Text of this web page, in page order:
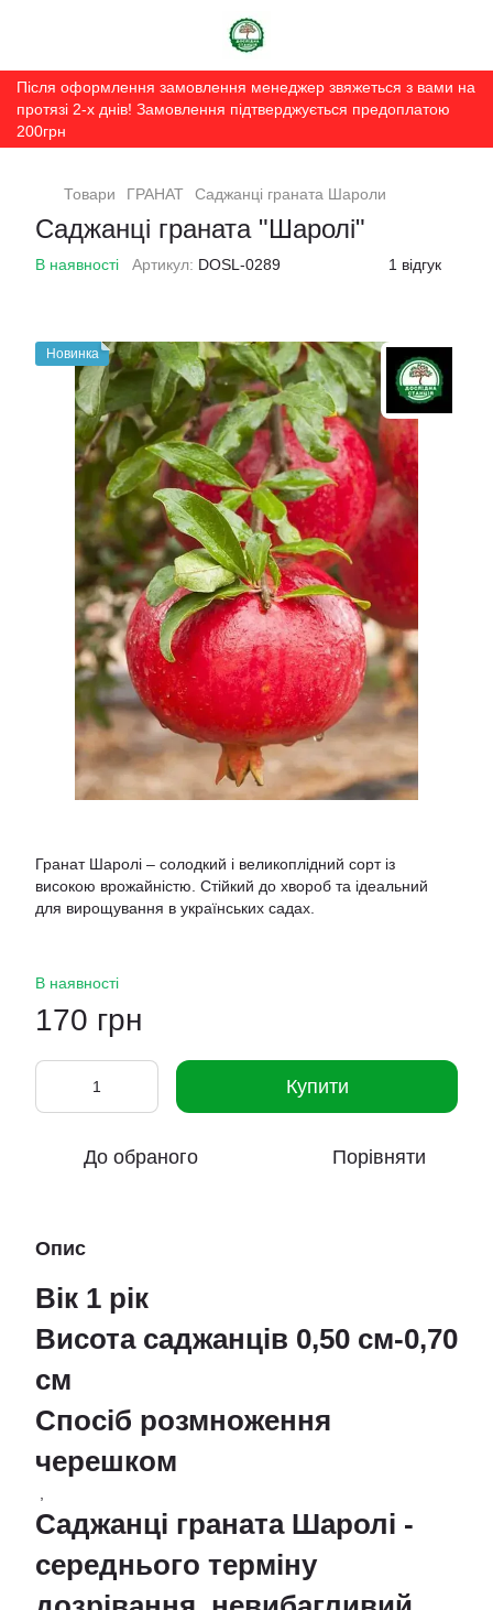
Після оформлення замовлення менеджер звяжеться з вами на
протязі 2-х днів! Замовлення підтверджується предоплатою
200грн
Товари ГРАНАТ Саджанці граната Шароли
Саджанці граната "Шаролі"
В наявності Артикул: DOSL-0289 1 відгук
Новинка
Гранат Шаролі – солодкий і великоплідний сорт із
високою врожайністю. Стійкий до хвороб та ідеальний
для вирощування в українських садах.
В наявності
170 грн
Купити
До обраного Порівняти
Опис
Вік 1 рік
Висота саджанців 0,50 см-0,70
см
Спосіб розмноження
черешком
Саджанці граната Шаролі -
середнього терміну